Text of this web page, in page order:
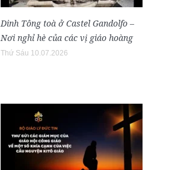
Dinh Tông toà ở Castel Gandolfo –
Nơi nghỉ hè của các vị giáo hoàng
Thứ Sáu 10.07.2026